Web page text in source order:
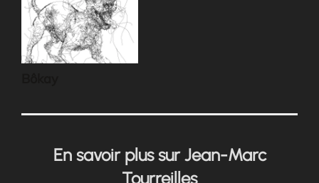
En savoir plus sur Jean-Marc
Tourreilles